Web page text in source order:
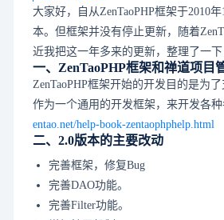
大家好，自从ZenTaoPHP框架于2010
本。但框架并没有停止更新，随着
近我把这一年多来的更新，整理了一下
一、ZenTaoPHP框架和禅道项目
ZenTaoPHP框架开始的开发目的是为
作为一个通用的开发框架，来开发各
entao.net/help-book-zentaophphelp.html
二、2.0版本的主要改动
完善框架，修复Bug
完善DAO功能。
完善Filter功能。